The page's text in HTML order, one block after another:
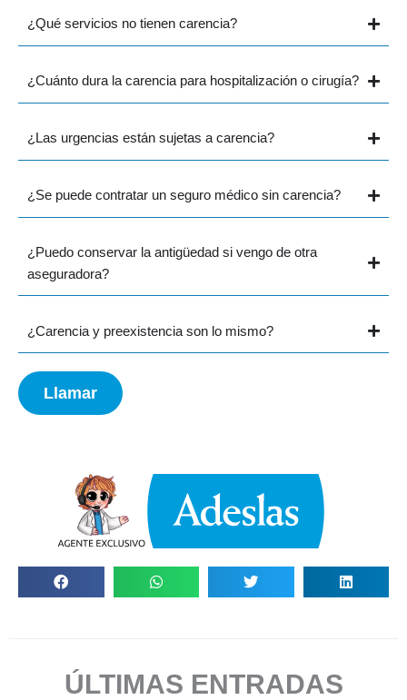
¿Qué servicios no tienen carencia?
¿Cuánto dura la carencia para hospitalización o cirugía?
¿Las urgencias están sujetas a carencia?
¿Se puede contratar un seguro médico sin carencia?
¿Puedo conservar la antigüedad si vengo de otra
aseguradora?
¿Carencia y preexistencia son lo mismo?
Llamar
ÚLTIMAS ENTRADAS